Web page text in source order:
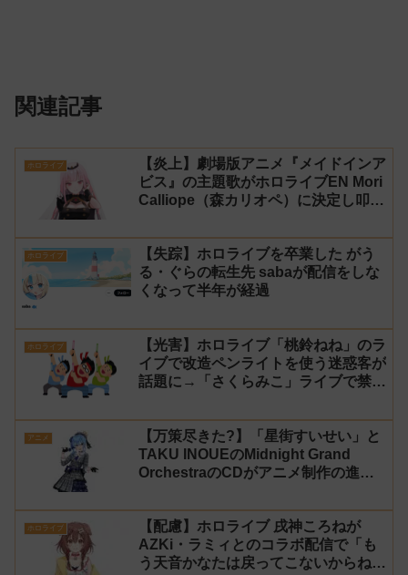
関連記事
ホロライブ
【炎上】劇場版アニメ『メイドインア
ビス』の主題歌がホロライブEN Mori
Calliope（森カリオペ）に決定し叩か
ホロライブ
【失踪】ホロライブを卒業した がう
る・ぐらの転生先 sabaが配信をしな
くなって半年が経過
ホロライブ
【光害】ホロライブ「桃鈴ねね」のラ
イブで改造ペンライトを使う迷惑客が
話題に→「さくらみこ」ライブで禁止
アニメ
【万策尽きた?】「星街すいせい」と
TAKU INOUEのMidnight Grand
OrchestraのCDがアニメ制作の進行
ホロライブ
【配慮】ホロライブ 戌神ころねが
AZKi・ラミィとのコラボ配信で「も
う天音かなたは戻ってこないからね」